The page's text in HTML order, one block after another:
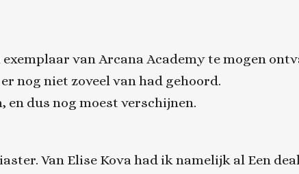
van Arcana Academy te mogen
nog niet zoveel van had gehoord.
dus nog moest verschijnen.
Van Elise Kova had ik namelijk al Een